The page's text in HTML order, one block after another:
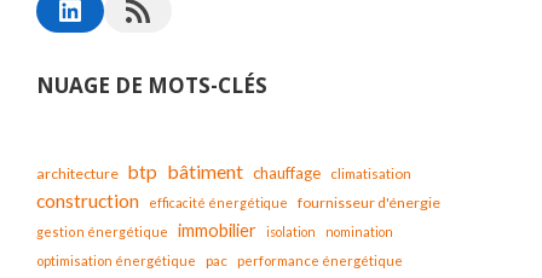
NUAGE DE MOTS-CLÉS
architecture btp bâtiment chauffage climatisation
construction efficacité énergétique fournisseur d'énergie
gestion énergétique immobilier isolation
nomination
optimisation énergétique
pac performance énergétique